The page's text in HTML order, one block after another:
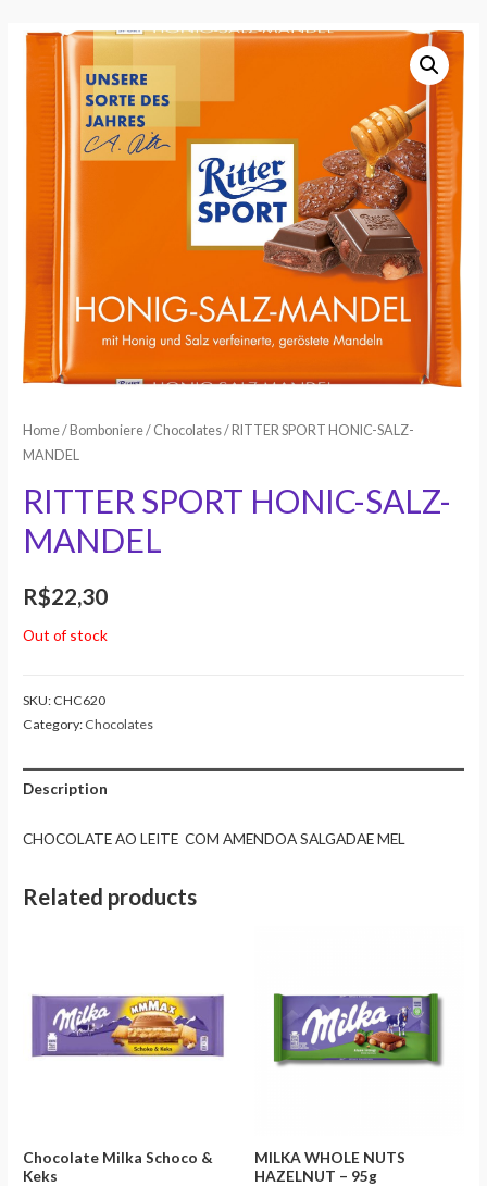
Home/Bomboniere/ Chocolates/ RITTER SPORT HONIC-SALZ-
MANDEL
RITTER SPORT HONIC-SALZ-
MANDEL
R$22,30
Out of stock
SKU: CHC620
Category: Chocolates
Description
CHOCOLATE AO LEITE COM AMENDOA SALGADAE MEL
Related products
Chocolate Milka Schoco &
Keks
MILKA WHOLE NUTS
HAZELNUT – 95g